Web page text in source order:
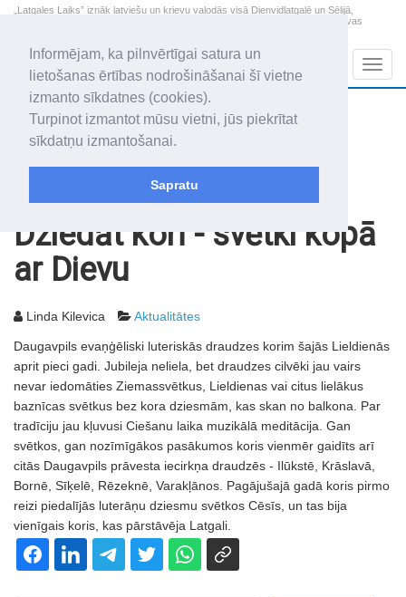
Informējam, ka pilnvērtīgai satura un
lietošanas ērtības nodrošināšanai šī vietne
izmanto sīkdatnes (cookies).
Turpinot izmantot mūsu vietni, jūs piekrītat
sīkdatņu izmantošanai.
Sapratu
„Latgales Laiks” iznāk latviešu un krievu valodās visā Dienvidlatgalē un Sēlijā,
„Latgales Laiks” latviešu valodā aptver Daugavpils valstspilsētu, Augšdaugavas
2026. gada 7. augusts
Piektdiena
Alfrēds, Fredis, Madars
+20.7
Dziedāt korī - svētki kopā
ar Dievu
Linda Kilevica Aktualitātes
Daugavpils evaņģēliski luteriskās draudzes korim šajās Lieldienās
aprit pieci gadi. Jubileja neliela, bet draudzes cilvēki jau vairs
nevar iedomāties Ziemassvētkus, Lieldienas vai citus lielākus
baznīcas svētkus bez kora dziesmām, kas skan no balkona. Par
tradīciju jau kļuvusi Ciešanu laika muzikālā meditācija. Gan
svētkos, gan nozīmīgākos pasākumos koris vienmēr gaidīts arī
citās Daugavpils prāvesta iecirkņa draudzēs - Ilūkstē, Krāslavā,
Bornē, Sīķelē, Rēzeknē, Varakļānos. Pagājušajā gadā koris pirmo
reizi piedalījās luterāņu dziesmu svētkos Cēsīs, un tas bija
vienīgais koris, kas pārstāvēja Latgali.